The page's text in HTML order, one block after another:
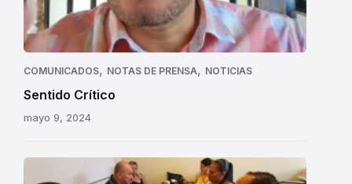
COMUNICADOS, NOTAS DE PRENSA, NOTICIAS
Sentido Crítico
mayo 9, 2024